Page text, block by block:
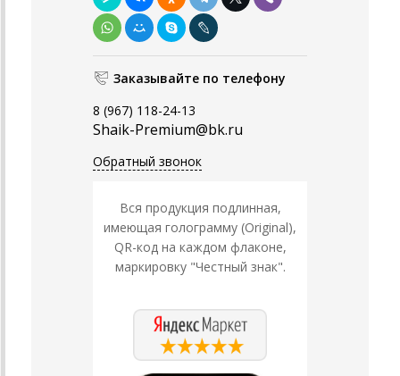
Заказывайте по телефону
8 (967) 118-24-13
Shaik-Premium@bk.ru
Обратный звонок
Вся продукция подлинная,
имеющая голограмму (Original),
QR-код на каждом флаконе,
маркировку "Честный знак".